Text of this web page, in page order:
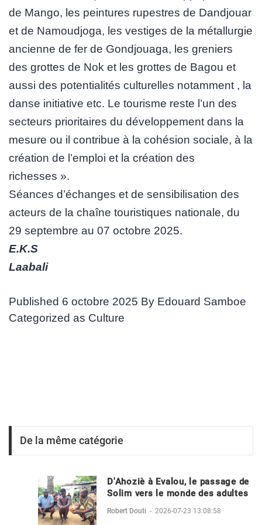
de Mango, les peintures rupestres de Dandjouar
et de Namoudjoga, les vestiges de la métallurgie
ancienne de fer de Gondjouaga, les greniers
des grottes de Nok et les grottes de Bagou et
aussi des potentialités culturelles notamment , la
danse initiative etc. Le tourisme reste l’un des
secteurs prioritaires du développement dans la
mesure ou il contribue à la cohésion sociale, à la
création de l’emploi et la création des
richesses ».
Séances d’échanges et de sensibilisation des
acteurs de la chaîne touristiques nationale, du
29 septembre au 07 octobre 2025.
E.K.S
Laabali
Published 6 octobre 2025 By Edouard Samboe
Categorized as Culture
De la même catégorie
D'Ahoziè à Evalou, le passage de
Solim vers le monde des adultes
Robert Douti - 2026-07-23 13:08:58